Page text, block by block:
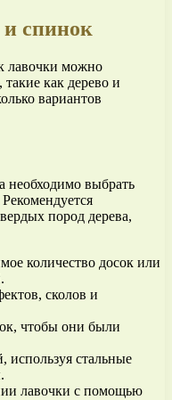
и спинок
лавочки можно
как дерево и
вариантов
необходимо выбрать
пород дерева,
количество досок или
сколов и
чтобы они были
используя стальные
лавочки с помощью